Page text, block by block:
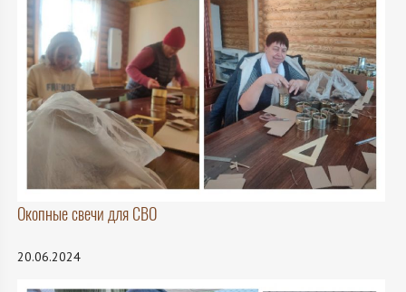
Окопные свечи для СВО
20.06.2024